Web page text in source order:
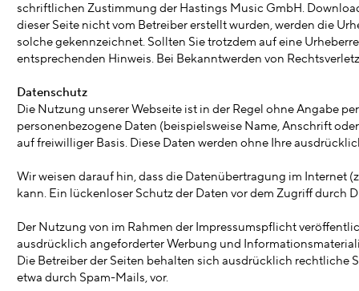
schriftlichen Zustimmung der Hastings Music GmbH.
dieser Seite nicht vom Betreiber erstellt wurden, werden die
solche gekennzeichnet. Sollten Sie trotzdem auf eine
entsprechenden Hinweis. Bei Bekanntwerden von
Datenschutz
Die Nutzung unserer Webseite ist in der Regel ohne Angabe
personenbezogene Daten (beispielsweise Name, Anschrift
auf freiwilliger Basis. Diese Daten werden ohne Ihre
Wir weisen darauf hin, dass die Datenübertragung im Internet
kann. Ein lückenloser Schutz der Daten vor dem Zugriff durch
Der Nutzung von im Rahmen der Impressumspflicht
ausdrücklich angeforderter Werbung und
Die Betreiber der Seiten behalten sich ausdrücklich
etwa durch Spam-Mails, vor.